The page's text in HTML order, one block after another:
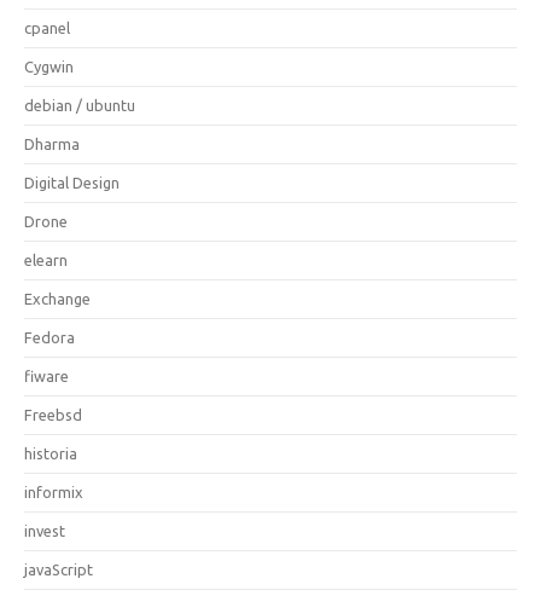
cpanel
Cygwin
debian / ubuntu
Dharma
Digital Design
Drone
elearn
Exchange
Fedora
fiware
Freebsd
historia
informix
invest
javaScript